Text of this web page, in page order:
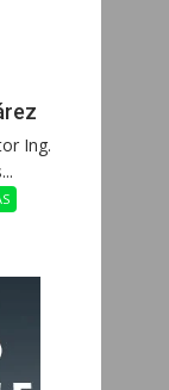
Ing.